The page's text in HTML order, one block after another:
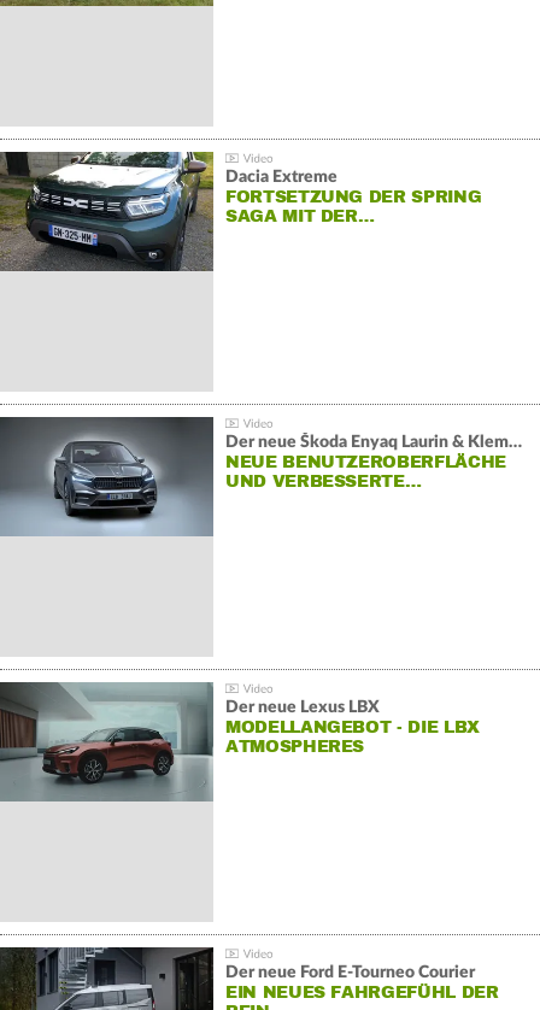
Dacia Extreme
FORTSETZUNG DER SPRING
SAGA MIT DER…
Der neue Škoda Enyaq Laurin & Klement
NEUE BENUTZEROBERFLÄCHE
UND VERBESSERTE…
Der neue Lexus LBX
MODELLANGEBOT - DIE LBX
ATMOSPHERES
Der neue Ford E-Tourneo Courier
EIN NEUES FAHRGEFÜHL DER